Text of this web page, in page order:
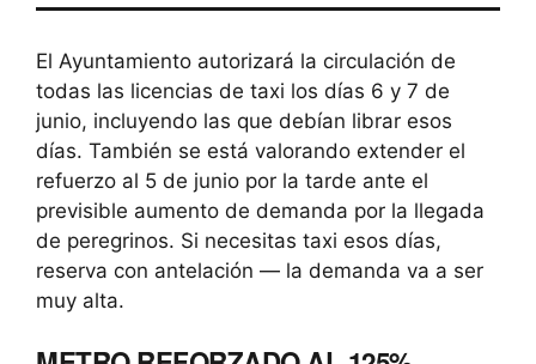
El Ayuntamiento autorizará la circulación de
todas las licencias de taxi los días 6 y 7 de
junio, incluyendo las que debían librar esos
días. También se está valorando extender el
refuerzo al 5 de junio por la tarde ante el
previsible aumento de demanda por la llegada
de peregrinos. Si necesitas taxi esos días,
reserva con antelación — la demanda va a ser
muy alta.